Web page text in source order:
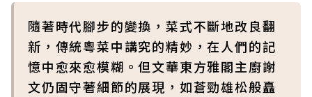
隨著時代腳步的變換，菜式不斷地改良翻
新，傳統粵菜中講究的精妙，在人們的記
憶中愈來愈模糊。但文華東方雅閣主廚謝
文仍固守著細節的展現，如蒼勁雄松般矗